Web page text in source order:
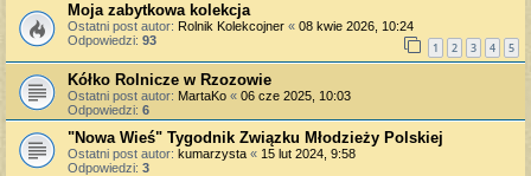
Moja zabytkowa kolekcja
Ostatni post autor: Rolnik Kolekcojner « 08 kwie 2026, 10:24
Odpowiedzi: 93 1 2 3 4 5
Kółko Rolnicze w Rzozowie
Ostatni post autor: MartaKo « 06 cze 2025, 10:03
Odpowiedzi: 6
"Nowa Wieś" Tygodnik Związku Młodzieży Polskiej
Ostatni post autor: kumarzysta « 15 lut 2024, 9:58
Odpowiedzi: 3